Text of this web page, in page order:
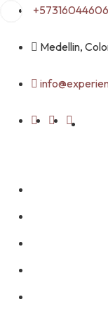
Skip
content Medellin,